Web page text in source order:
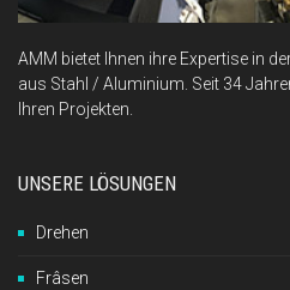
AMM bietet Ihnen ihre Expertise in
aus Stahl / Aluminium. Seit 34
Ihren Projekten.
UNSERE LÖSUNGEN
Drehen
Frâsen